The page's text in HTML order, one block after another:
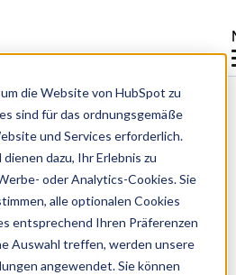
die Website von HubSpot zu
sind für das ordnungsgemäße
und Services erforderlich.
dazu, Ihr Erlebnis zu
oder Analytics-Cookies. Sie
alle optionalen Cookies
entsprechend Ihren Präferenzen
Auswahl treffen, werden unsere
angewendet. Sie können
wird aus Kulanz zur